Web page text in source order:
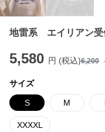
地雷系 エイリアン受
5,580 円 (税込)6,200
サイズ
S M
XXXXL